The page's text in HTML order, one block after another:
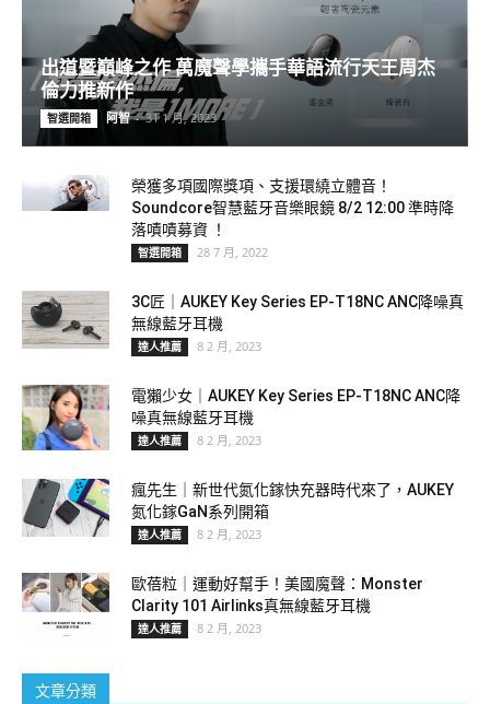
出道暨巔峰之作 萬魔聲學攜手華語流行天王周杰
倫力推新作
智選開箱 阿智 - 31 1 月, 2023
榮獲多項國際獎項、支援環繞立體音！
Soundcore智慧藍牙音樂眼鏡 8/2 12:00 準時降
落嘖嘖募資 ！
智選開箱 28 7 月, 2022
3C匠｜AUKEY Key Series EP-T18NC ANC降噪真
無線藍牙耳機
達人推薦 8 2 月, 2023
電獺少女｜AUKEY Key Series EP-T18NC ANC降
噪真無線藍牙耳機
達人推薦 8 2 月, 2023
瘋先生｜新世代氮化鎵快充器時代來了，AUKEY
氮化鎵GaN系列開箱
達人推薦 8 2 月, 2023
歐蓓粒｜運動好幫手！美國魔聲：Monster
Clarity 101 Airlinks真無線藍牙耳機
達人推薦 8 2 月, 2023
文章分類